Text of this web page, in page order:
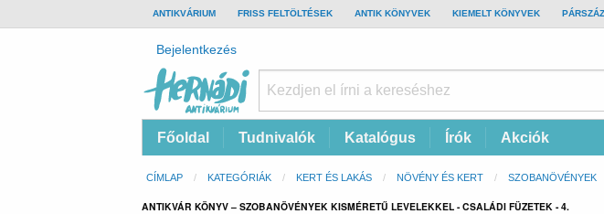
TOP
BAR
ANTIKVÁRIUM FRISS FELTÖLTÉSEK ANTIK KÖNYVEK KIEMELT KÖNYVEK
Felhasználói
fiók
menüje
Bejelentkezés
Antikvárium
Online
Fő
navigáció
Főoldal Tudnivalók Katalógus Írók Akciók
Morzsa
CÍMLAP KATEGÓRIÁK KERT ÉS LAKÁS NÖVÉNY ÉS KERT SZOBANÖVÉNYEK
ANTIKVÁR KÖNYV – SZOBANÖVÉNYEK KISMÉRETŰ LEVELEKKEL - CSALÁDI FÜZETEK - 4.